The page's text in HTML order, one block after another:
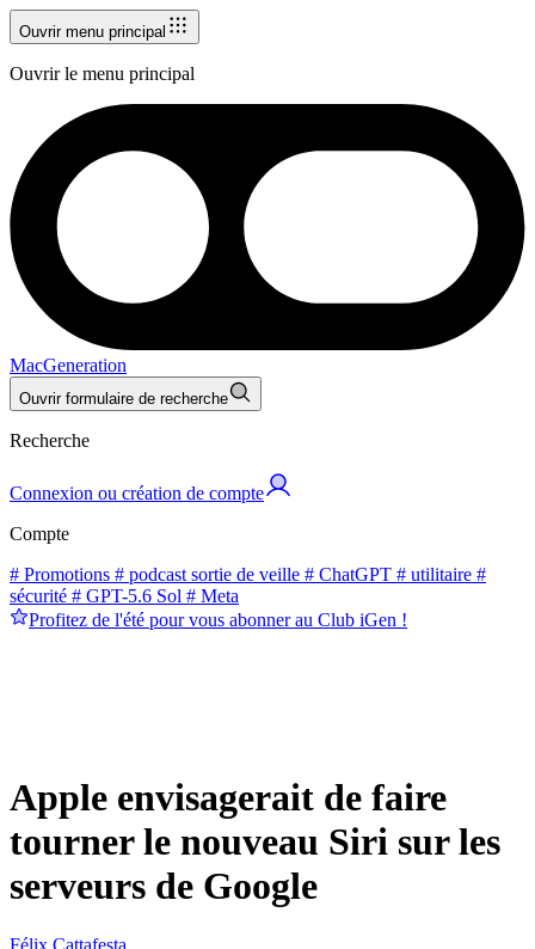
Ouvrir menu principal
Ouvrir le menu principal
MacGeneration
Ouvrir formulaire de recherche
Recherche
Connexion ou création de compte
Compte
# Promotions # podcast sortie de veille # ChatGPT # utilitaire #
sécurité # GPT-5.6 Sol # Meta
Profitez de l'été pour vous abonner au Club iGen !
Apple envisagerait de faire
tourner le nouveau Siri sur les
serveurs de Google
Félix Cattafesta